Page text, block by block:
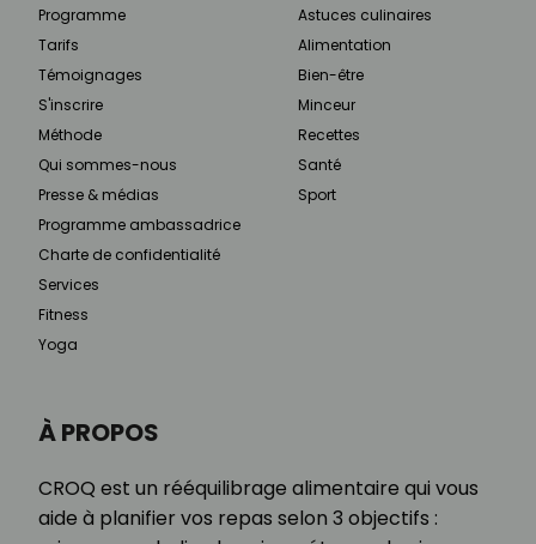
À PROPOS
CROQ est un rééquilibrage alimentaire qui vous
aide à planifier vos repas selon 3 objectifs :
Programme
Tarifs
Témoignages
S'inscrire
Méthode
Qui sommes-nous
Presse & médias
Programme ambassadrice
Charte de confidentialité
Services
Fitness
Yoga
Astuces culinaires
Alimentation
Bien-être
Minceur
Recettes
Santé
Sport